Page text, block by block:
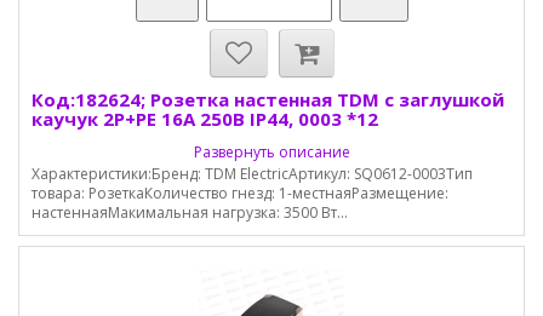
Код:182624; Розетка настенная TDM с заглушкой
каучук 2P+PE 16А 250В IP44, 0003 *12
Развернуть описание
Характеристики:Бренд: TDM ElectricАртикул: SQ0612-0003Тип
товара: РозеткаКоличество гнезд: 1-местнаяРазмещение:
настеннаяМакимальная нагрузка: 3500 Вт...